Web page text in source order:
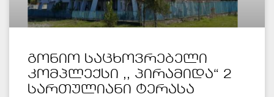
გონიო საცხოვრებელი
კომპლექსი ,, პირამიდა“ 2
სართულიანი ტერასა